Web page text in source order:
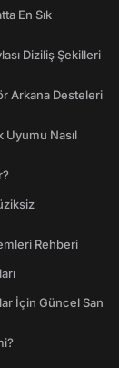
En Sık
Diziliş Şekilleri
Arkana Desteleri
Nasıl
Rehberi
İçin Güncel San